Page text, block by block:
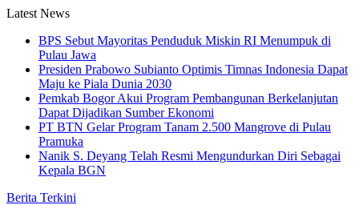
Skip
content
Latest News
BPS Sebut Mayoritas Penduduk Miskin RI Menumpuk di
Pulau Jawa
Presiden Prabowo Subianto Optimis Timnas Indonesia Dapat
Maju ke Piala Dunia 2030
Pemkab Bogor Akui Program Pembangunan Berkelanjutan
Dapat Dijadikan Sumber Ekonomi
PT BTN Gelar Program Tanam 2.500 Mangrove di Pulau
Pramuka
Nanik S. Deyang Telah Resmi Mengundurkan Diri Sebagai
Kepala BGN
Berita Terkini